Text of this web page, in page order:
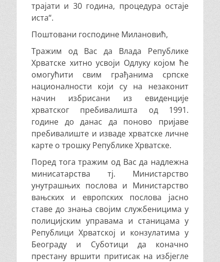
трајати и 30 година, процедура остаје
иста“.
Поштовани господине Милановић,
Тражим од Вас да Влада Републике
Хрватске хитно усвоји Одлуку којом ће
омогућити свим грађанима српске
националности који су на незаконит
начин избрисани из евиденције
хрватског пребивалишта од 1991.
године до данас да поново пријаве
пребивалиште и изваде хрватске личне
карте о трошку Републике Хрватске.
Поред тога тражим од Вас да надлежна
минисатарства тј. Министарство
унутрашњих послова и Министарство
вањских и европских послова јасно
ставе до знања својим службеницима у
полицијским управама и станицама у
Републици Хрватској и конзулатима у
Београду и Суботици да коначно
престану вршити притисак на избјегле